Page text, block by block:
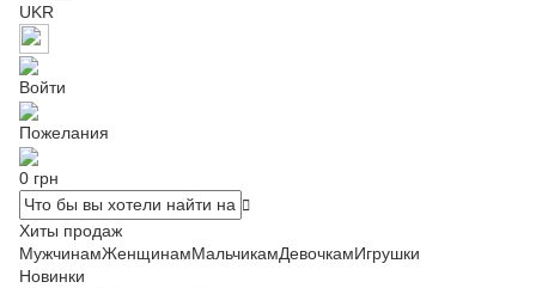
UKR
Войти
Пожелания
0 грн
Хиты продаж
МужчинамЖенщинамМальчикамДевочкамИгрушки
Новинки